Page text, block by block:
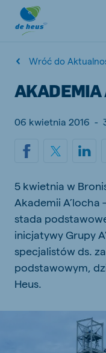
Wróć do
AKADEMIA
06 kwietnia 2016 -
5 kwietnia w
Akademii
stada
inicjatywy Grupy
specjalistów ds.
podstawowym,
Heus.